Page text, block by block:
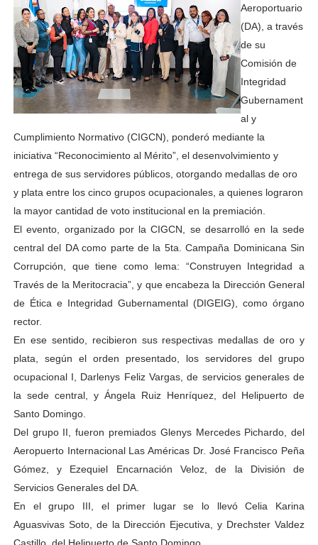
Aeroportuario
(DA), a través
de su
Comisión de
Integridad
Gubernament
al y
Cumplimiento Normativo (CIGCN), ponderó mediante la
iniciativa “Reconocimiento al Mérito”, el desenvolvimiento y
entrega de sus servidores públicos, otorgando medallas de oro
y plata entre los cinco grupos ocupacionales, a quienes lograron
la mayor cantidad de voto institucional en la premiación.
El evento, organizado por la CIGCN, se desarrolló en la sede
central del DA como parte de la 5ta. Campaña Dominicana Sin
Corrupción, que tiene como lema: “Construyen Integridad a
Través de la Meritocracia”, y que encabeza la Dirección General
de Ética e Integridad Gubernamental (DIGEIG), como órgano
rector.
En ese sentido, recibieron sus respectivas medallas de oro y
plata, según el orden presentado, los servidores del grupo
ocupacional I, Darlenys Feliz Vargas, de servicios generales de
la sede central, y Ángela Ruiz Henríquez, del Helipuerto de
Santo Domingo.
Del grupo II, fueron premiados Glenys Mercedes Pichardo, del
Aeropuerto Internacional Las Américas Dr. José Francisco Peña
Gómez, y Ezequiel Encarnación Veloz, de la División de
Servicios Generales del DA.
En el grupo III, el primer lugar se lo llevó Celia Karina
Aguasvivas Soto, de la Dirección Ejecutiva, y Drechster Valdez